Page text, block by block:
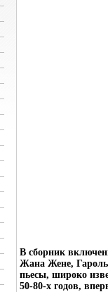
В сборник
Жана Жене,
пьесы, широко
50-80-х годов,